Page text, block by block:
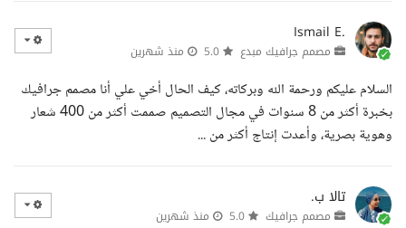
Ismail E.
مصمم جرافيك مبدع منذ شهرين
السلام عليكم ورحمة الله وبركاته، كيف الحال أخي علي أنا مصمم جرافيك
بخبرة أكثر من 8 سنوات في مجال التصميم صممت أكثر من 400 شعار
وهوية بصرية، وأعدت إنتاج أكثر من ...
تالا ب.
مصمم جرافيك منذ شهرين